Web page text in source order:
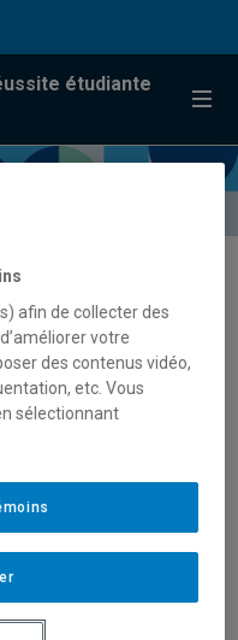
étudiante
d'info
afin de collecter des
votre
des contenus vidéo,
etc. Vous
sélectionnant